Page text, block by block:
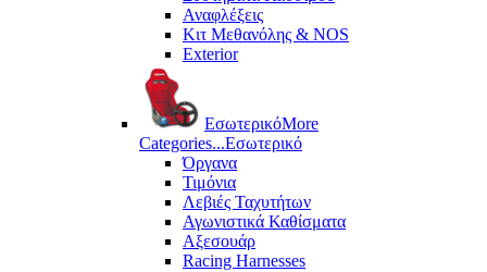
Αναφλέξεις
Κιτ Μεθανόλης & ΝΟS
Exterior
ΕσωτερικόMore
Categories...Εσωτερικό
Όργανα
Τιμόνια
Λεβιές Ταχυτήτων
Αγωνιστικά Καθίσματα
Αξεσουάρ
Racing Harnesses